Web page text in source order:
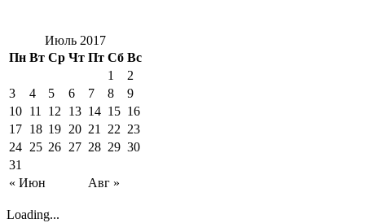
Июль 2017
Пн Вт Ср Чт Пт Сб Вс
« Июн Авг »
1
2
3
4 5 6 7 8
9
10 11 12 13 14 15 16
17 18 19 20 21 22 23
24 25 26 27 28 29 30
31
Loading...